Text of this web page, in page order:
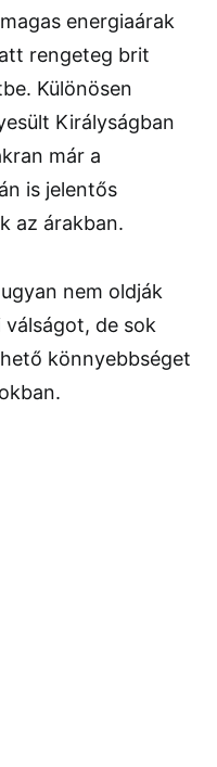
energiaárak
rengeteg brit
Különösen
Királyságban
már a
is jelentős
az árakban.
nem oldják
válságot, de sok
könnyebbséget